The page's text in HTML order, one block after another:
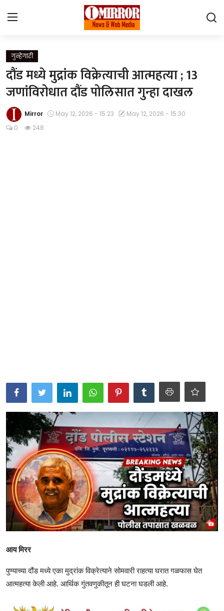
Login
Home
महाराष्ट्र
देश विदेश
गुन्हेगारी
दौंड मध्ये मुद्रांक विक्रेत्याची आत्महत्या ; 13
जणांविरोधात दौंड पोलिसात गुन्हा दाखल
Mirror May 12, 2026 - 15:23
May 12, 2026 - 15:30
0
248
आय मिरर
पुण्याच्या दौंड मध्ये एका मुद्रांक विक्रेत्याने सोमवारी राहत्या घरात गळफास घेत
आत्महत्या केली आहे. आर्थिक गुंतवणुकीतून ही घटना घडली आहे.